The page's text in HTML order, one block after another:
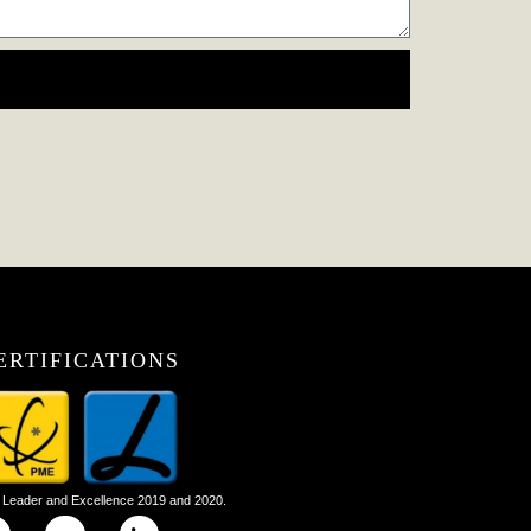
and Excellence 2019 and 2020.